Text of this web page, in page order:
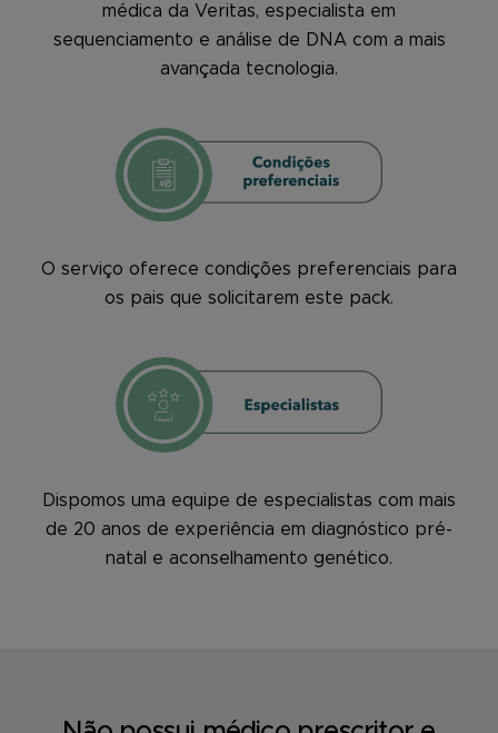
médica da Veritas, especialista em
sequenciamento e análise de DNA com a mais
avançada tecnologia.
O serviço oferece condições preferenciais para
os pais que solicitarem este pack.
Dispomos uma equipe de especialistas com mais
de 20 anos de experiência em diagnóstico pré-
natal e aconselhamento genético.